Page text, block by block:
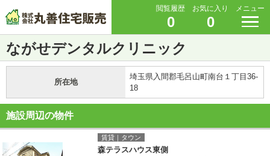
閲覧履歴
0
お気に入り
0
メニュー
ながせデンタルクリニック
所在地
埼玉県入間郡毛呂山町南台１丁目36-
18
施設周辺の物件
賃貸｜タウン
森テラスハウス東側